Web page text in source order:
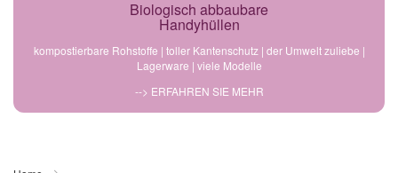
Biologisch abbaubare
Handyhüllen
kompostierbare Rohstoffe | toller Kantenschutz | der Umwelt zuliebe |
Lagerware | viele Modelle
--> ERFAHREN SIE MEHR